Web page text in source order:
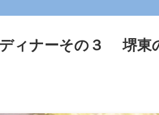
ディナーその３ 堺